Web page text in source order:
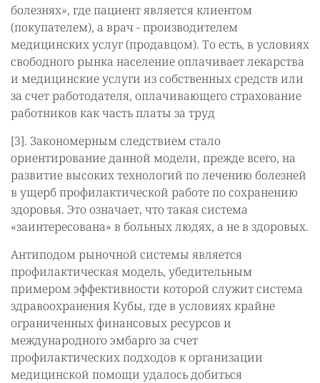
болезнях», где пациент является клиентом
(покупателем), а врач - производителем
медицинских услуг (продавцом). То есть, в условиях
свободного рынка население оплачивает лекарства
и медицинские услуги из собственных средств или
за счет работодателя, оплачивающего страхование
работников как часть платы за труд
[3]. Закономерным следствием стало
ориентирование данной модели, прежде всего, на
развитие высоких технологий по лечению болезней
в ущерб профилактической работе по сохранению
здоровья. Это означает, что такая система
«заинтересована» в больных людях, а не в здоровых.
Антиподом рыночной системы является
профилактическая модель, убедительным
примером эффективности которой служит система
здравоохранения Кубы, где в условиях крайне
ограниченных финансовых ресурсов и
международного эмбарго за счет
профилактических подходов к организации
медицинской помощи удалось добиться